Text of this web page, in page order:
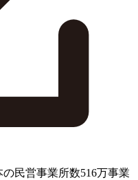
民営事業所数516万事業